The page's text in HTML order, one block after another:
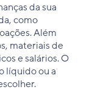
da sua
como
Além
materiais de
e salários. O
líquido ou a